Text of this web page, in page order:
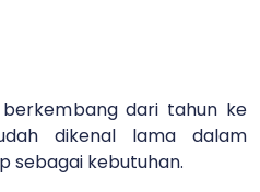
dari tahun ke
dikenal lama dalam
sebagai kebutuhan.